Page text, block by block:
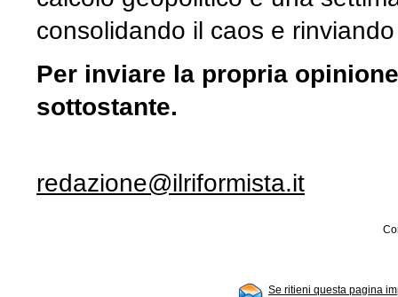
consolidando il caos e
Per inviare la propria
sottostante.
redazione@ilriformista.it
Se ritieni questa pagina